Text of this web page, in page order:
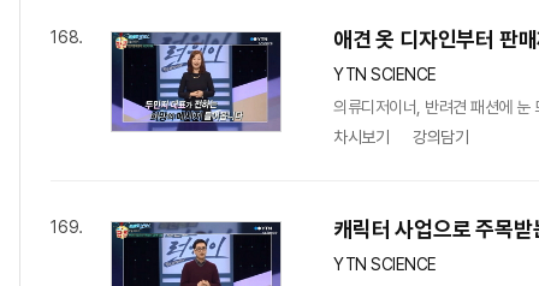
168. 애견 옷 디자인부터 판
YTN SCIENCE
의류디저이너, 반려견 패션에 눈
차시보기
강의담기
169. 캐릭터 사업으로 주목
YTN SCIENCE